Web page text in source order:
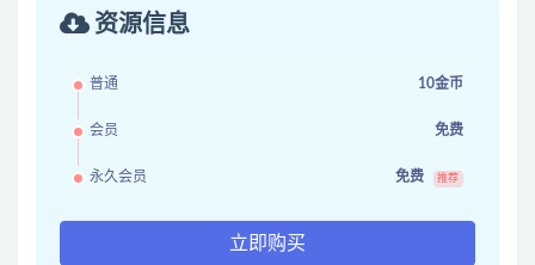
资源信息
普通 10金币
会员 免费
永久会员 免费 推荐
立即购买